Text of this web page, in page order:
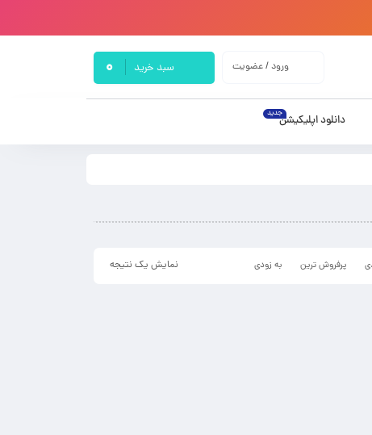
ورود / عضویت سبد خرید 0
دانلود اپلیکیشنجدید
نمایش یک نتیجه پرفروش ترین به زودی